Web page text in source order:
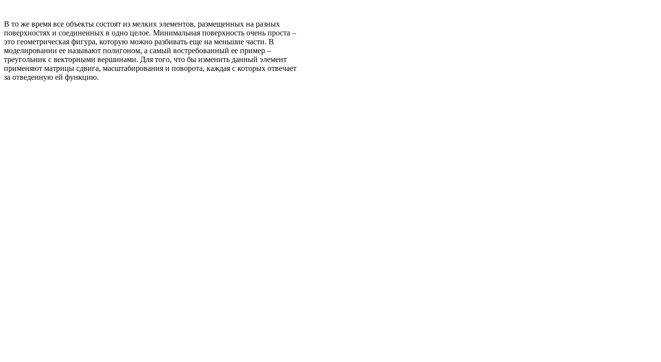
В то же время все объекты состоят из мелких элементов, размещенных на разных
поверхностях и соединенных в одно целое. Минимальная поверхность очень проста –
это геометрическая фигура, которую можно разбивать еще на меньшие части. В
моделировании ее называют полигоном, а самый востребованный ее пример –
треугольник с векторными вершинами. Для того, что бы изменить данный элемент
применяют матрицы сдвига, масштабирования и поворота, каждая с которых отвечает
за отведенную ей функцию.